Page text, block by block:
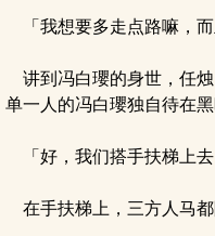
「我想要多走点路嘛，而
讲到冯白瓔的身世，任
单一人的冯白瓔独自待在
「好，我们搭手扶梯上去
在手扶梯上，三方人马都